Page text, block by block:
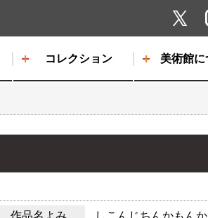
コレクション 美術館に
作品名よみ しこんじちんかもん